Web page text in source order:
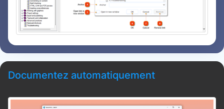
Documentez automatiquement